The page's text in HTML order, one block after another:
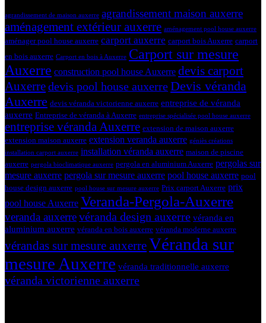
agrandissement de maison auxerre agrandissement maison auxerre
aménagement extérieur auxerre aménagement pool house auxerre
aménager pool house auxerre carport auxerre carport bois Auxerre carport
en bois auxerre Carport en bois à Auxerre Carport sur mesure
Auxerre construction pool house Auxerre devis carport
Auxerredevis pool house auxerreDevis véranda
Auxerre devis véranda victorienne auxerre entreprise de véranda
auxerre Entreprise de véranda à Auxerre entreprise spécialisée pool house auxerre
entreprise véranda Auxerre extension de maison auxerre
extension maison auxerre extension veranda auxerre géniès créations
installation carport auxerre installation véranda auxerre maison de piscine
auxerre pergola bioclimatique auxerre pergola en aluminium Auxerre pergolas sur
mesure auxerre pergola sur mesure auxerre pool house auxerre pool
house design auxerre pool house sur mesure auxerre Prix carport Auxerre prix
pool house Auxerre Veranda-Pergola-Auxerre
veranda auxerrevéranda design auxerre véranda en
aluminium auxerre véranda en bois auxerre véranda moderne auxerre
vérandas sur mesure auxerreVéranda sur
mesure Auxerre véranda traditionnelle auxerre
véranda victorienne auxerre